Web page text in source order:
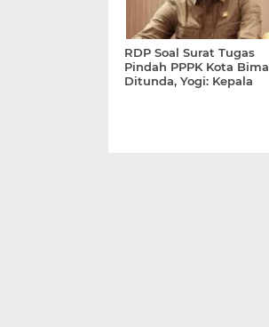
RDP Soal Surat Tugas
Pindah PPPK Kota Bima
Ditunda, Yogi: Kepala